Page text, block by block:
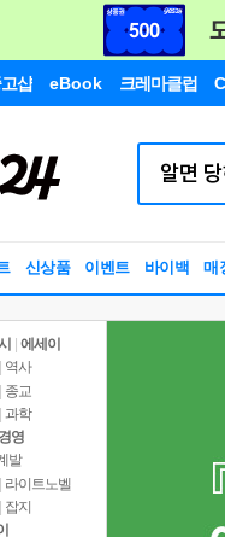
샵 eBook 크레마클럽
신상품 이벤트 바이백 매
에세이
역사
| 종교
| 과학
영
발
| 라이트노벨
잡지